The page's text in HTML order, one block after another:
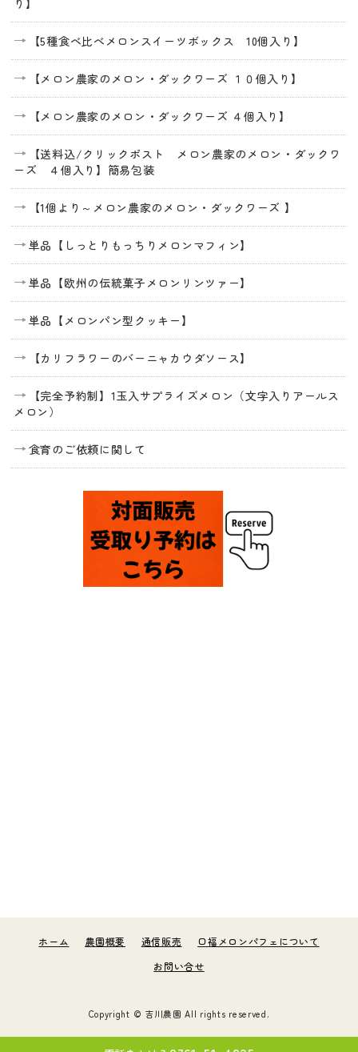
り】
【5種食べ比べメロンスイーツボックス 10個入り】
【メロン農家のメロン・ダックワーズ １０個入り】
【メロン農家のメロン・ダックワーズ ４個入り】
【送料込/クリックポスト メロン農家のメロン・ダックワ
ーズ ４個入り】簡易包装
【1個より～メロン農家のメロン・ダックワーズ 】
単品【しっとりもっちりメロンマフィン】
単品【欧州の伝統菓子メロンリンツァー】
単品【メロンパン型クッキー】
【カリフラワーのバーニャカウダソース】
【完全予約制】1玉入サプライズメロン（文字入りアールス
メロン）
食育のご依頼に関して
ホーム 農園概要 通信販売
口福メロンパフェについて
お問い合せ
Copyright © 吉川農園 All rights reserved.